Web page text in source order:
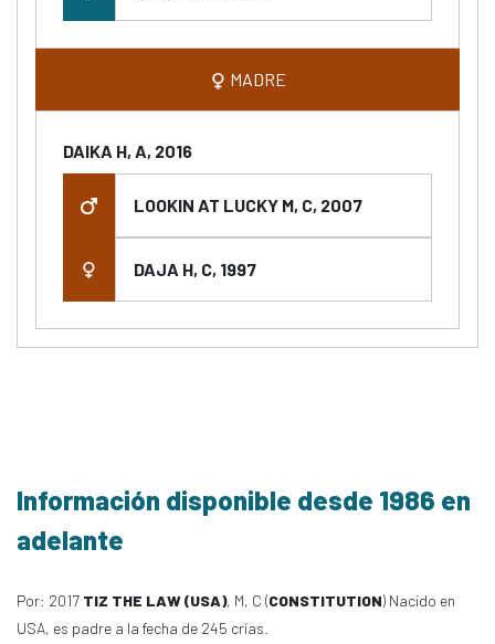
MADRE
DAIKA H, A, 2016
LOOKIN AT LUCKY M, C, 2007
DAJA H, C, 1997
Información disponible desde 1986 en
adelante
Por: 2017 TIZ THE LAW (USA), M, C (CONSTITUTION) Nacido en
USA, es padre a la fecha de 245 crías.